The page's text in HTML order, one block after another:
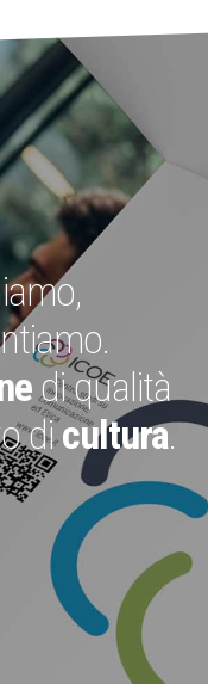
di qualità
dicultura.